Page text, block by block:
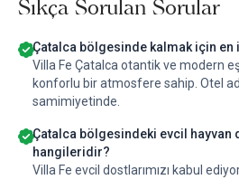
Sıkça Sorulan Sorular
Çatalca bölgesinde kalmak için
Villa Fe Çatalca otantik ve modern
konforlu bir atmosfere sahip. Otel
samimiyetinde.
Çatalca bölgesindeki evcil hayvan
hangileridir?
Villa Fe evcil dostlarımızı kabul